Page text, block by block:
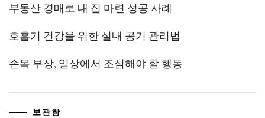
부동산 경매로 내 집 마련 성공 사례
호흡기 건강을 위한 실내 공기 관리법
손목 부상, 일상에서 조심해야 할 행동
보관함